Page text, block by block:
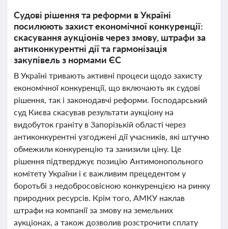
Судові рішення та реформи в Україні
посилюють захист економічної конкуренції:
скасування аукціонів через змову, штрафи за
антиконкурентні дії та гармонізація
закупівель з нормами ЄС
В Україні тривають активні процеси щодо захисту
економічної конкуренції, що включають як судові
рішення, так і законодавчі реформи. Господарський
суд Києва скасував результати аукціону на
видобуток граніту в Запорізькій області через
антиконкурентні узгоджені дії учасників, які штучно
обмежили конкуренцію та занизили ціну. Це
рішення підтверджує позицію Антимонопольного
комітету України і є важливим прецедентом у
боротьбі з недобросовісною конкуренцією на ринку
природних ресурсів. Крім того, АМКУ наклав
штрафи на компанії за змову на земельних
аукціонах, а також дозволив розстрочити сплату